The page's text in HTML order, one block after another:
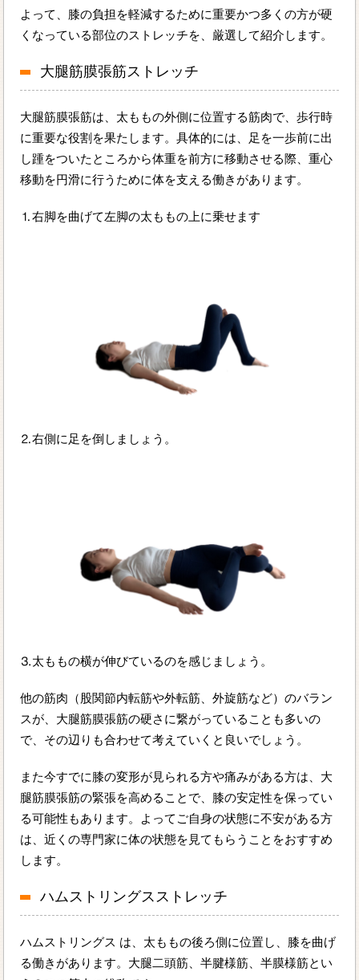
よって、膝の負担を軽減するために重要かつ多くの方が硬
くなっている部位のストレッチを、厳選して紹介します。
大腿筋膜張筋ストレッチ
大腿筋膜張筋は、太ももの外側に位置する筋肉で、歩行時
に重要な役割を果たします。具体的には、足を一歩前に出
し踵をついたところから体重を前方に移動させる際、重心
移動を円滑に行うために体を支える働きがあります。
⒈右脚を曲げて左脚の太ももの上に乗せます
⒉右側に足を倒しましょう。
⒊太ももの横が伸びているのを感じましょう。
他の筋肉（股関節内転筋や外転筋、外旋筋など）のバラン
スが、大腿筋膜張筋の硬さに繋がっていることも多いの
で、その辺りも合わせて考えていくと良いでしょう。
また今すでに膝の変形が見られる方や痛みがある方は、大
腿筋膜張筋の緊張を高めることで、膝の安定性を保ってい
る可能性もあります。よってご自身の状態に不安がある方
は、近くの専門家に体の状態を見てもらうことをおすすめ
します。
ハムストリングスストレッチ
ハムストリングス は、太ももの後ろ側に位置し、膝を曲げ
る働きがあります。大腿二頭筋、半腱様筋、半膜様筋とい